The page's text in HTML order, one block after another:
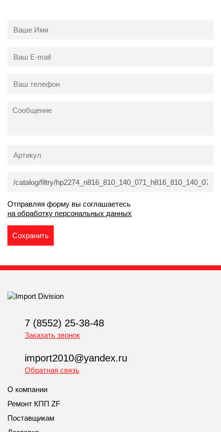
Отправляя форму вы соглашаетесь
на обработку персональных данных
7 (8552) 25-38-48
Заказать звонок
import2010@yandex.ru
Обратная связь
О компании
Ремонт КПП ZF
Поставщикам